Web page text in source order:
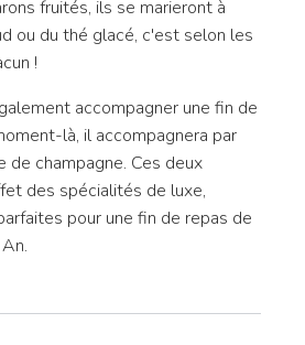
fruités, ils se marieront à
ou du thé glacé, c'est selon les
!
accompagner une fin de
là, il accompagnera par
de champagne. Ces deux
des spécialités de luxe,
pour une fin de repas de